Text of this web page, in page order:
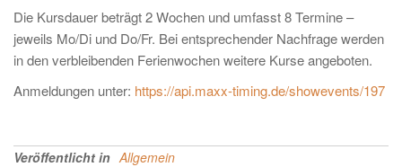
Die Kursdauer beträgt 2 Wochen und umfasst 8 Termine –
jeweils Mo/Di und Do/Fr. Bei entsprechender Nachfrage werden
in den verbleibenden Ferienwochen weitere Kurse angeboten.
Anmeldungen unter: https://api.maxx-timing.de/showevents/197
Veröffentlicht in Allgemein